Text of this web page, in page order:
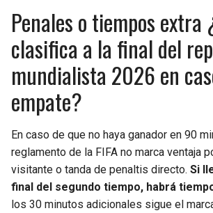
Penales o tiempos extra
clasifica a la final del
mundialista 2026 en
empate?
En caso de que no haya ganador en 90
reglamento de la FIFA no marca ventaja
visitante o tanda de penaltis directo. Si
final del segundo tiempo, habrá
los 30 minutos adicionales sigue el